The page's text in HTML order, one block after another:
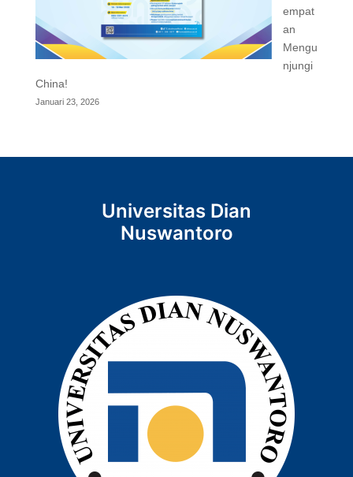
empat
an
Mengu
njungi
China!
Januari 23, 2026
Universitas Dian
Nuswantoro